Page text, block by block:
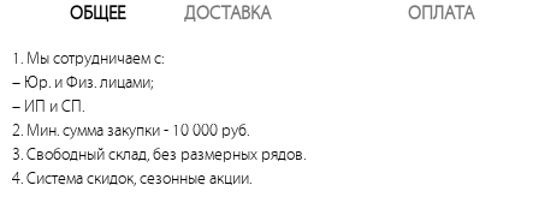
ОБЩЕЕ ДОСТАВКА ОПЛАТА
1. Мы сотрудничаем с:
– Юр. и Физ. лицами;
– ИП и СП.
2. Мин. сумма закупки - 10 000 руб.
3. Свободный склад, без размерных рядов.
4. Система скидок, сезонные акции.